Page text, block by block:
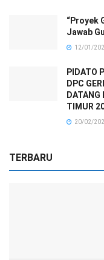
“Proyek
Jawab
12/01/
PIDATO
DPC
TIMUR
20/02/
TERBARU